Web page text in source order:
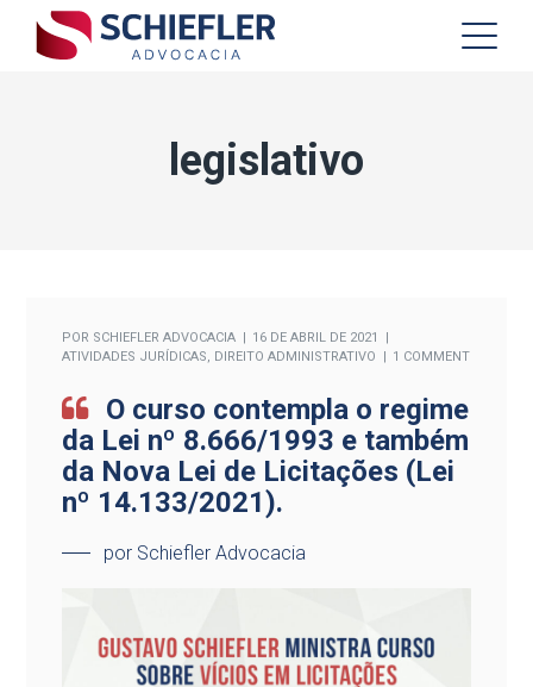
legislativo
POR SCHIEFLER ADVOCACIA
16 DE ABRIL DE 2021
ATIVIDADES JURÍDICAS, DIREITO ADMINISTRATIVO 1 COMMENT
O curso contempla o regime
da Lei nº 8.666/1993 e também
da Nova Lei de Licitações (Lei
nº 14.133/2021).
por Schiefler Advocacia